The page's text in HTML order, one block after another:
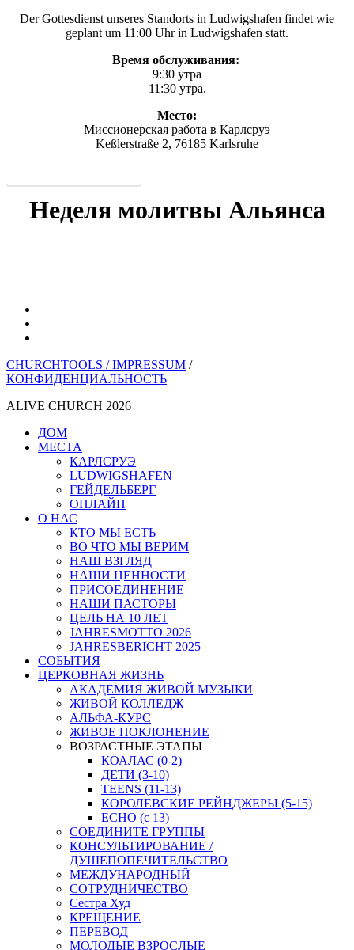
Der Gottesdienst unseres Standorts in Ludwigshafen findet wie
geplant um 11:00 Uhr in Ludwigshafen statt.
Время обслуживания:
9:30 утра
11:30 утра.
Место:
Миссионерская работа в Карлсруэ
Keßlerstraße 2, 76185 Karlsruhe
Неделя молитвы Альянса
CHURCHTOOLS /IMPRESSUM /
КОНФИДЕНЦИАЛЬНОСТЬ
ALIVE CHURCH 2026
Закрыть
меню
ДОМ
МЕСТА
КАРЛСРУЭ
LUDWIGSHAFEN
ГЕЙДЕЛЬБЕРГ
ОНЛАЙН
О НАС
КТО МЫ ЕСТЬ
ВО ЧТО МЫ ВЕРИМ
НАШ ВЗГЛЯД
НАШИ ЦЕННОСТИ
ПРИСОЕДИНЕНИЕ
НАШИ ПАСТОРЫ
ЦЕЛЬ НА 10 ЛЕТ
JAHRESMOTTO 2026
JAHRESBERICHT 2025
СОБЫТИЯ
ЦЕРКОВНАЯ ЖИЗНЬ
АКАДЕМИЯ ЖИВОЙ МУЗЫКИ
ЖИВОЙ КОЛЛЕДЖ
АЛЬФА-КУРС
ЖИВОЕ ПОКЛОНЕНИЕ
ВОЗРАСТНЫЕ ЭТАПЫ
КОАЛАС (0-2)
ДЕТИ (3-10)
TEENS (11-13)
КОРОЛЕВСКИЕ РЕЙНДЖЕРЫ (5-15)
ECHO (с 13)
СОЕДИНИТЕ ГРУППЫ
КОНСУЛЬТИРОВАНИЕ /
ДУШЕПОПЕЧИТЕЛЬСТВО
МЕЖДУНАРОДНЫЙ
СОТРУДНИЧЕСТВО
Сестра Худ
КРЕЩЕНИЕ
ПЕРЕВОД
МОЛОДЫЕ ВЗРОСЛЫЕ